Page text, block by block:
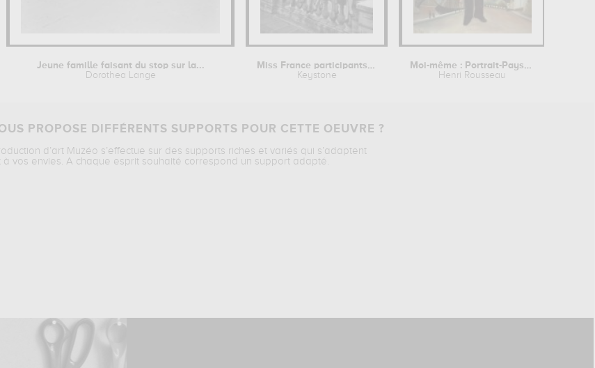
Jeune famille faisant du stop sur la...
Dorothea Lange
Miss France participants at concorde...
Keystone
Moi-même : Portrait-Paysage
Henri Rousseau
PROPOSE DIFFÉRENTS SUPPORTS POUR CETTE OEUVRE ?
d’art Muzéo s’effectue sur des supports riches et variés qui s’adaptent
à vos envies. A chaque esprit souhaité correspond un support adapté.